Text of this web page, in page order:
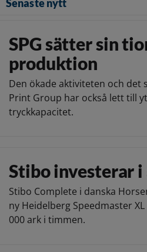
Senaste nytt
SPG sätter sin
produktion
Den ökade aktiviteten och det
Print Group har också lett till
tryckkapacitet.
Stibo investerar
Stibo Complete i danska
ny Heidelberg Speedmaster
000 ark i timmen.